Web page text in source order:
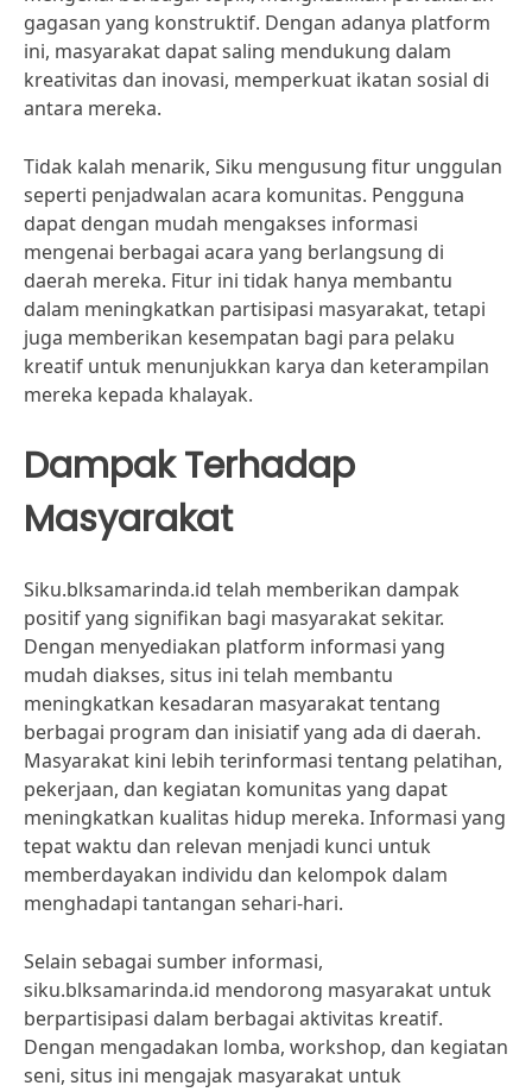
gagasan yang konstruktif. Dengan adanya platform
ini, masyarakat dapat saling mendukung dalam
kreativitas dan inovasi, memperkuat ikatan sosial di
antara mereka.
Tidak kalah menarik, Siku mengusung fitur unggulan
seperti penjadwalan acara komunitas. Pengguna
dapat dengan mudah mengakses informasi
mengenai berbagai acara yang berlangsung di
daerah mereka. Fitur ini tidak hanya membantu
dalam meningkatkan partisipasi masyarakat, tetapi
juga memberikan kesempatan bagi para pelaku
kreatif untuk menunjukkan karya dan keterampilan
mereka kepada khalayak.
Dampak Terhadap
Masyarakat
Siku.blksamarinda.id telah memberikan dampak
positif yang signifikan bagi masyarakat sekitar.
Dengan menyediakan platform informasi yang
mudah diakses, situs ini telah membantu
meningkatkan kesadaran masyarakat tentang
berbagai program dan inisiatif yang ada di daerah.
Masyarakat kini lebih terinformasi tentang pelatihan,
pekerjaan, dan kegiatan komunitas yang dapat
meningkatkan kualitas hidup mereka. Informasi yang
tepat waktu dan relevan menjadi kunci untuk
memberdayakan individu dan kelompok dalam
menghadapi tantangan sehari-hari.
Selain sebagai sumber informasi,
siku.blksamarinda.id mendorong masyarakat untuk
berpartisipasi dalam berbagai aktivitas kreatif.
Dengan mengadakan lomba, workshop, dan kegiatan
seni, situs ini mengajak masyarakat untuk